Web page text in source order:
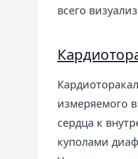
всего
измеряемого
сердца к
куполами